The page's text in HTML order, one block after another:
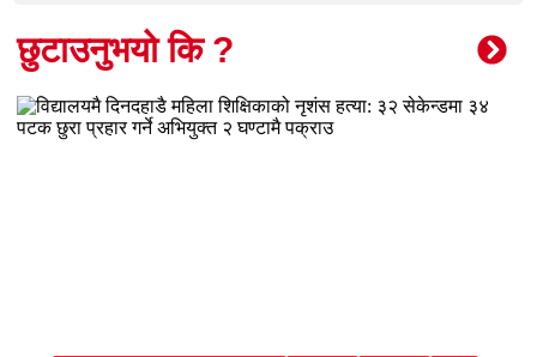
छुटाउनुभयो कि ?